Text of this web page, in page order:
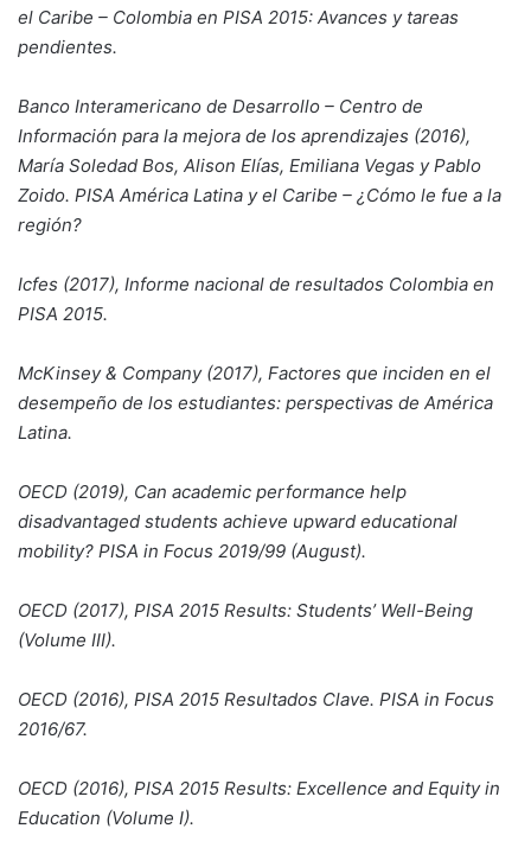
el Caribe – Colombia en PISA 2015: Avances y tareas
pendientes.
Banco Interamericano de Desarrollo – Centro de
Información para la mejora de los aprendizajes (2016),
María Soledad Bos, Alison Elías, Emiliana Vegas y Pablo
Zoido. PISA América Latina y el Caribe – ¿Cómo le fue a la
región?
Icfes (2017), Informe nacional de resultados Colombia en
PISA 2015.
McKinsey & Company (2017), Factores que inciden en el
desempeño de los estudiantes: perspectivas de América
Latina.
OECD (2019), Can academic performance help
disadvantaged students achieve upward educational
mobility? PISA in Focus 2019/99 (August).
OECD (2017), PISA 2015 Results: Students’ Well-Being
(Volume III).
OECD (2016), PISA 2015 Resultados Clave. PISA in Focus
2016/67.
OECD (2016), PISA 2015 Results: Excellence and Equity in
Education (Volume I).